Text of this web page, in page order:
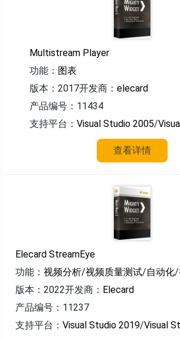
Multistream Player
功能： 图表
版本：2017开发商： elecard
产品编号：11434
支持平台： Visual Studio 2005/
查看详情
Elecard StreamEye
功能： 视频分析/视频质量测试/自动化/
版本：2022开发商： Elecard
产品编号：11237
支持平台： Visual Studio 2019/Visual